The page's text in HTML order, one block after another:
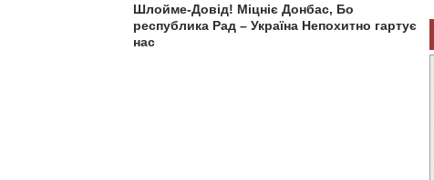
Шлойме-Довід! Міцніє Донбас, Бо
республика Рад – Україна Непохитно гартує
нас